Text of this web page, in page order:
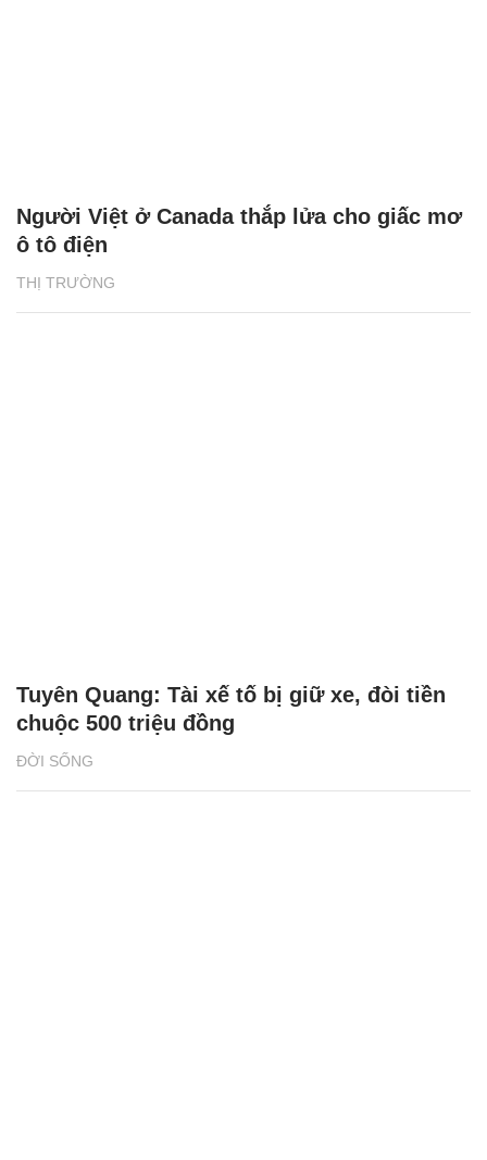
THỊ TRƯỜNG
Người Việt ở Canada thắp lửa cho giấc mơ
ô tô điện
ĐỜI SỐNG
Tuyên Quang: Tài xế tố bị giữ xe, đòi tiền
chuộc 500 triệu đồng